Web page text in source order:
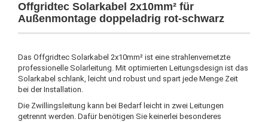
Offgridtec Solarkabel 2x10mm² für
Außenmontage doppeladrig rot-schwarz
Das Offgridtec Solarkabel 2x10mm² ist eine strahlenvernetzte
professionelle Solarleitung. Mit optimierten Leitungsdesign ist das
Solarkabel schlank, leicht und robust und spart jede Menge Zeit
bei der Installation.
Die Zwillingsleitung kann bei Bedarf leicht in zwei Leitungen
getrennt werden. Dafür benötigen Sie keinerlei besonderes